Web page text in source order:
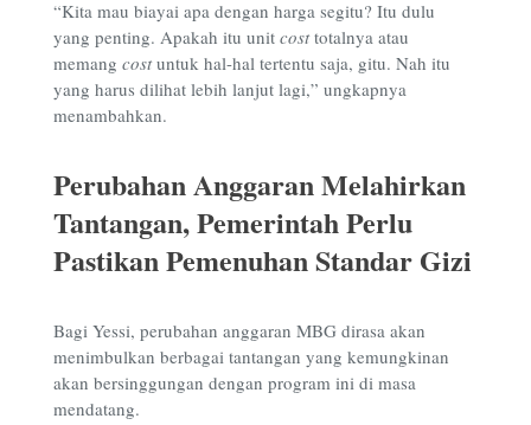
“Kita mau biayai apa dengan harga segitu? Itu dulu
yang penting. Apakah itu unit costtotalnya atau
memang costuntuk hal-hal tertentu saja, gitu. Nah itu
yang harus dilihat lebih lanjut lagi,” ungkapnya
menambahkan.
Perubahan Anggaran Melahirkan
Tantangan, Pemerintah Perlu
Pastikan Pemenuhan Standar Gizi
Bagi Yessi, perubahan anggaran MBG dirasa akan
menimbulkan berbagai tantangan yang kemungkinan
akan bersinggungan dengan program ini di masa
mendatang.